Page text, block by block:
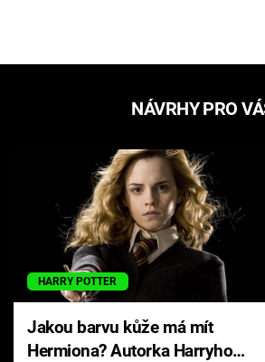
NÁVRHY PRO
HARRY POTTER
Jakou barvu kůže má mít
Hermiona? Autorka Harryho